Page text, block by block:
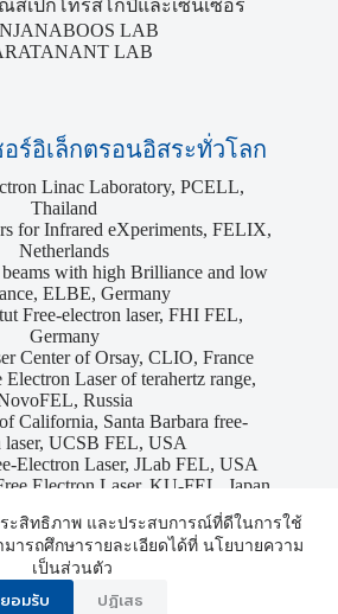
ะสิทธิภาพ และประสบการณ์ที่ดีในการใช้
ารถศึกษารายละเอียดได้ที่ นโยบายความ
เป็นส่วนตัว
ยอมรับ ปฏิเสธ
สเปกโทรสโกปีและเซนเซอร์
LAB
LAB
ร์อิเล็กตรอนอิสระทั่วโลก
Linac Laboratory, PCELL,
Thailand
for Infrared eXperiments, FELIX,
Netherlands
with high Brilliance and low
ELBE, Germany
Free-electron laser, FHI FEL,
Germany
Center of Orsay, CLIO, France
Laser of terahertz range,
Russia
California, Santa Barbara free-
laser, UCSB FEL, USA
Electron Laser, JLab FEL, USA
Electron Laser, KU-FEL, Japan
ย์รวมผู้เชี่ยวชาญด้านเครื่องเร่ง
อนุภาค